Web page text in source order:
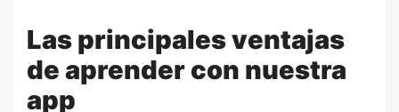
Las principales ventajas
de aprender con nuestra
app